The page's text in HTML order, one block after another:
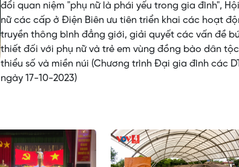
đổi quan niệm "phụ nữ là phái yếu trong gia đình",
nữ các cấp ở Điện Biên ưu tiên triển khai các hoạt
truyền thông bình đẳng giới, giải quyết các vấn đề
thiết đối với phụ nữ và trẻ em vùng đồng bào dân tộc
thiểu số và miền núi (Chương trình Đại gia đình các
ngày 17-10-2023)